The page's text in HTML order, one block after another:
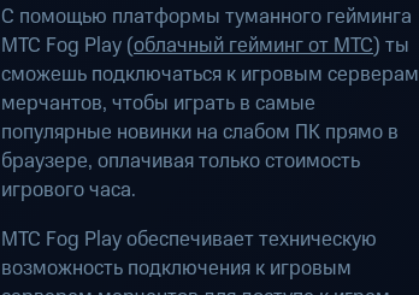
С помощью платформы туманного гейминга
МТС Fog Play (облачный гейминг от МТС) ты
сможешь подключаться к игровым серверам
мерчантов, чтобы играть в самые
популярные новинки на слабом ПК прямо в
браузере, оплачивая только стоимость
игрового часа.
МТС Fog Play обеспечивает техническую
возможность подключения к игровым